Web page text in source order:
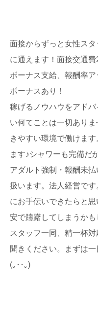
面接からずっと女性ス
に通えます！面接交通
ボーナス支給、報酬率
ボーナスあり！
稼げるノウハウをアド
い何てことは一切あり
きやすい環境で働けま
ます♪シャワーも完備だ
アダルト強制・報酬未
扱います。法人経営で
にお手伝いできたらと
安で躊躇してしまうかも
スタッフ一同、精一杯
聞きください。まずは
(｡･･｡)